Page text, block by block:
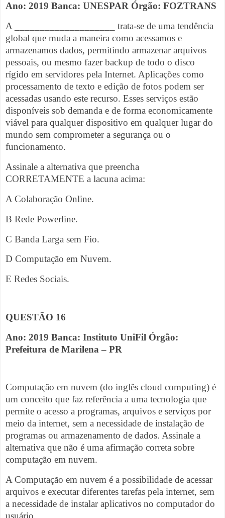
Ano: 2019 Banca: UNESPAR Órgão: FOZTRANS
A ____________________ trata-se de uma tendência
global que muda a maneira como acessamos e
armazenamos dados, permitindo armazenar arquivos
pessoais, ou mesmo fazer backup de todo o disco
rígido em servidores pela Internet. Aplicações como
processamento de texto e edição de fotos podem ser
acessadas usando este recurso. Esses serviços estão
disponíveis sob demanda e de forma economicamente
viável para qualquer dispositivo em qualquer lugar do
mundo sem comprometer a segurança ou o
funcionamento.
Assinale a alternativa que preencha
CORRETAMENTE a lacuna acima:
A Colaboração Online.
B Rede Powerline.
C Banda Larga sem Fio.
D Computação em Nuvem.
E Redes Sociais.
QUESTÃO 16
Ano: 2019 Banca: Instituto UniFil Órgão:
Prefeitura de Marilena – PR
Computação em nuvem (do inglês cloud computing) é
um conceito que faz referência a uma tecnologia que
permite o acesso a programas, arquivos e serviços por
meio da internet, sem a necessidade de instalação de
programas ou armazenamento de dados. Assinale a
alternativa que não é uma afirmação correta sobre
computação em nuvem.
A Computação em nuvem é a possibilidade de acessar
arquivos e executar diferentes tarefas pela internet, sem
a necessidade de instalar aplicativos no computador do
usuário.